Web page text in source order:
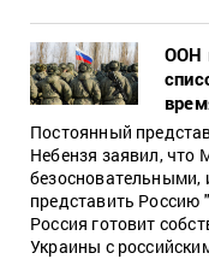
ООН
Постоянный
Небензя заявил, что
безосновательными,
представить Россию
Россия готовит
Украины с